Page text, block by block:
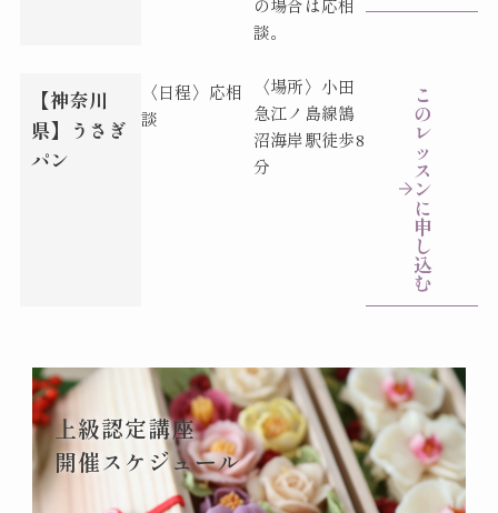
の場合は応相
談。
【神奈川
県】うさぎ
パン
〈日程〉応相
談
〈場所〉 小田
急江ノ島線鵠
沼海岸駅徒歩8
分
こ
の
レ
ッ
ス
ン
に
申
し
込
む
上級認定講座
開催スケジュール